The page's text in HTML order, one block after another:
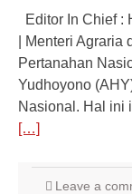
Editor In Chief :
| Menteri
Pertanahan
Yudhoyono
Nasional. Hal ini
[…]
Leave a